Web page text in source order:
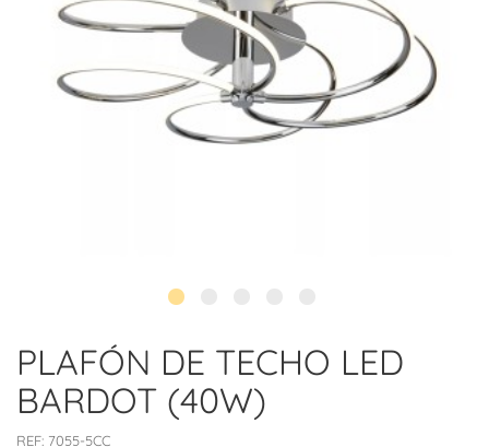
PLAFÓN DE TECHO LED
BARDOT (40W)
REF: 7055-5CC